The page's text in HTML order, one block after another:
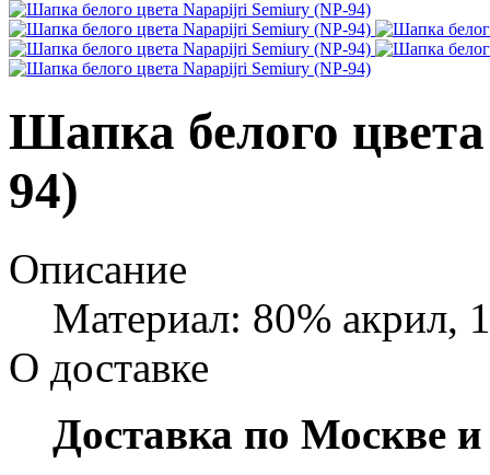
Шапка белого
94)
Описание
Материал: 80% акрил,
О доставке
Доставка по Москве